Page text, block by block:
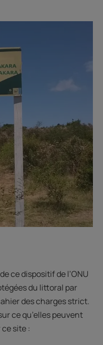
ce dispositif de l’ONU
du littoral par
des charges strict.
ce qu’elles peuvent
site :